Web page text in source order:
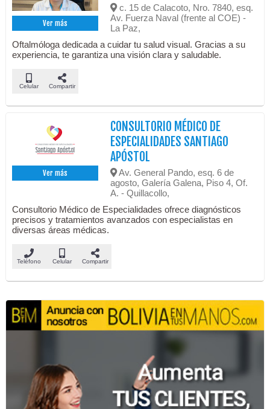
Ver más
c. 15 de Calacoto, Nro. 7840, esq.
Av. Fuerza Naval (frente al COE) -
La Paz,
Oftalmóloga dedicada a cuidar tu salud visual. Gracias a su
experiencia, te garantiza una visión clara y saludable.
Celular Compartir
Ver más
CONSULTORIO MÉDICO DE
ESPECIALIDADES SANTIAGO
APÓSTOL
Av. General Pando, esq. 6 de
agosto, Galería Galena, Piso 4, Of.
A. - Quillacollo,
Consultorio Médico de Especialidades ofrece diagnósticos
precisos y tratamientos avanzados con especialistas en
diversas áreas médicas.
Teléfono Celular Compartir